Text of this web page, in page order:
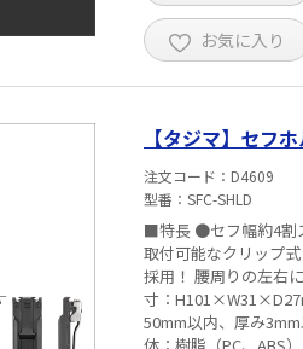
お気に入り
【タジマ】セフ
注文コード
D4609
型番
SFC-SHLD
■特長 ●セフ幅約4割スリム！取付場所に悩まないスリムタイプ ●作業着のポケットや腰袋のフチにも
取付可能なクリップ
採用！ 腰周りの左右に
寸：
50mm以内、厚み